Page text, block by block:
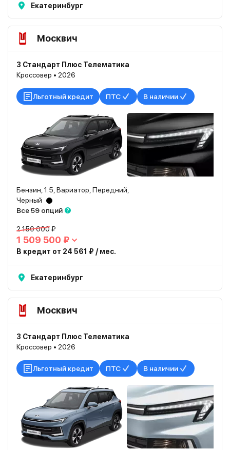
Екатеринбург
Москвич
3 Стандарт Плюс Телематика
Кроссовер • 2026
Льготный кредит ПТС В наличии
Бензин, 1.5, Вариатор, Передний,
Черный
Все 59 опций
2 150 000 ₽
1 509 500 ₽
В кредит от 24 561 ₽ / мес.
Екатеринбург
Москвич
3 Стандарт Плюс Телематика
Кроссовер • 2026
Льготный кредит ПТС В наличии